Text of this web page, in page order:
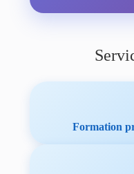
Formation